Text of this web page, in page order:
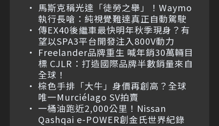
馬斯克稱光達「徒勞之舉」！Waymo
執行長嗆：純視覺難達真正自動駕駛
傳EX40後繼車最快明年秋季現身？有
望以SPA3平台開發注入800V動力
Freelander品牌重生 喊年銷30萬輛目
標 CJLR：打造國際品牌半數銷量來自
全球！
棕色手排「大牛」身價再創高？全球
唯一Murciélago SV拍賣
一桶油跑近2,000公里！Nissan
Qashqai e-POWER創金氏世界紀錄